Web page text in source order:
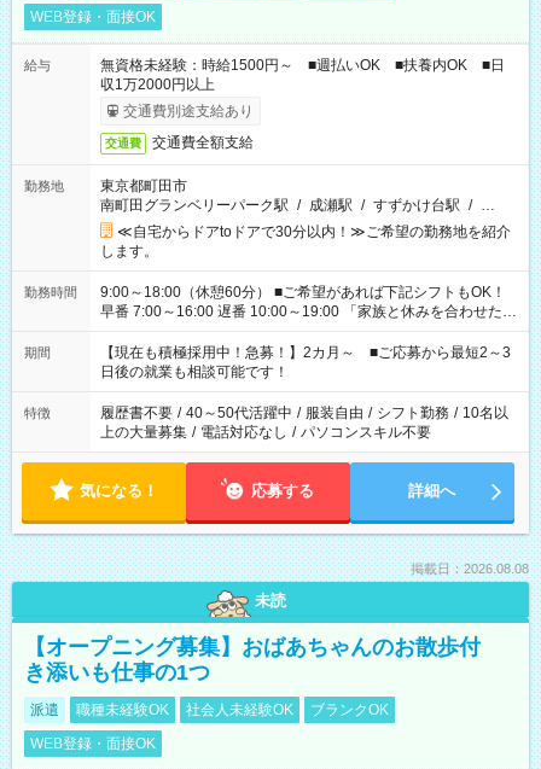
WEB登録・面接OK
給与
無資格未経験：時給1500円～ ■週払いOK ■扶養内OK ■日
収1万2000円以上
交通費別途支給あり
交通費 交通費全額支給
勤務地
東京都町田市
南町田グランベリーパーク駅 / 成瀬駅 / すずかけ台駅 / …
≪自宅からドアtoドアで30分以内！≫ご希望の勤務地を紹介
します。
勤務時間
9:00～18:00（休憩60分） ■ご希望があれば下記シフトもOK！
早番 7:00～16:00 遅番 10:00～19:00 「家族と休みを合わせた
い」 「余裕を持って夕飯の準備がしたい」 「できれば残業はし
たくない」 など、ご希望を教えてくださいね。 ※Wワーク希望
の方へ 今ご覧のお仕事で希望する勤務時間と、もう1つのお仕事
の勤務時間。 合計で週40時間を超える場合は応募できません。
期間
【現在も積極採用中！急募！】2カ月～ ■ご応募から最短2～3
日後の就業も相談可能です！
特徴 履歴書不要 / 40～50代活躍中 / 服装自由 / シフト勤務 / 10名以
上の大量募集 / 電話対応なし / パソコンスキル不要
気になる！ 応募する 詳細へ
掲載日：2026.08.08
未読
【オープニング募集】おばあちゃんのお散歩付
き添いも仕事の1つ
派遣 職種未経験OK 社会人未経験OK
ブランクOK
WEB登録・面接OK